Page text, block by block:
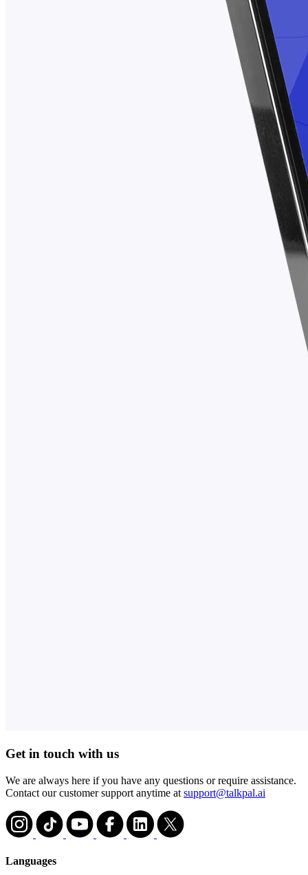
Get in touch with us
We are always here if you have any questions or require assistance.
Contact our customer support anytime at support@talkpal.ai
Languages